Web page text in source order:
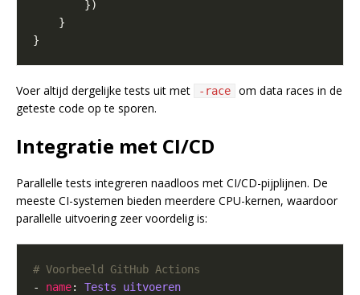
Voer altijd dergelijke tests uit met -race
om data races in de
geteste code op te sporen.
Integratie met CI/CD
Parallelle tests integreren naadloos met CI/CD-pijplijnen. De
meeste CI-systemen bieden meerdere CPU-kernen, waardoor
parallelle uitvoering zeer voordelig is:
# Voorbeeld GitHub Actions
- name: Tests uitvoeren